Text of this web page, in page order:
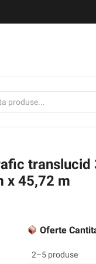
translucid
x 45,72 m
Oferte
2–5 produse